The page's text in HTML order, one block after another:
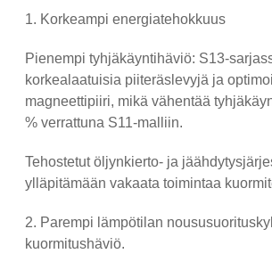
1. Korkeampi energiatehokkuus
Pienempi tyhjäkäyntihäviö: S13-
korkealaatuisia piiteräslevyjä ja
magneettipiiri, mikä vähentää
% verrattuna S11-malliin.
Tehostetut öljynkierto- ja
ylläpitämään vakaata toimintaa
2. Parempi lämpötilan
kuormitushäviö.